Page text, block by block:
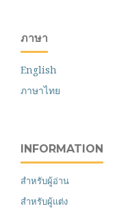
ภาษา
English
ภาษาไทย
INFORMATION
สำหรับผู้อ่าน
สำหรับผู้แต่ง